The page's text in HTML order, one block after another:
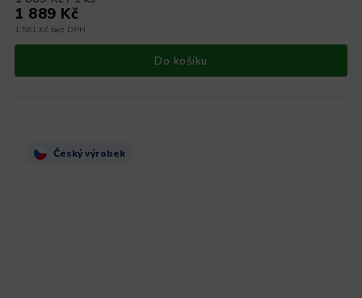
1 561 Kč bez DPH
1 889 Kč
Do košíku
Český výrobek